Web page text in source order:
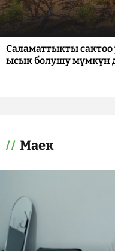
Саламаттыкты
ысык болушу мүмкүн
Маек